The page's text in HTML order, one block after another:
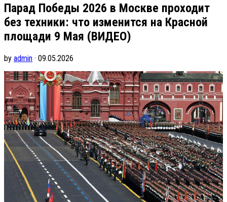
Парад Победы 2026 в Москве проходит
без техники: что изменится на Красной
площади 9 Мая (ВИДЕО)
by admin · 09.05.2026